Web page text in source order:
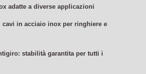
adatte a diverse applicazioni
cavi in acciaio inox per ringhiere e
stabilità garantita per tutti i